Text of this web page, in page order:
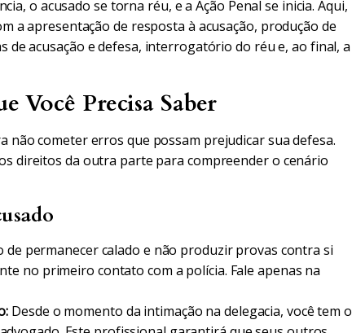
o acusado se torna réu, e a Ação Penal se inicia. Aqui,
a apresentação de resposta à acusação, produção de
de acusação e defesa, interrogatório do réu e, ao final, a
Você Precisa Saber
não cometer erros que possam prejudicar sua defesa.
direitos da outra parte para compreender o cenário
de permanecer calado e não produzir provas contra si
no primeiro contato com a polícia. Fale apenas na
Desde o momento da intimação na delegacia, você tem o